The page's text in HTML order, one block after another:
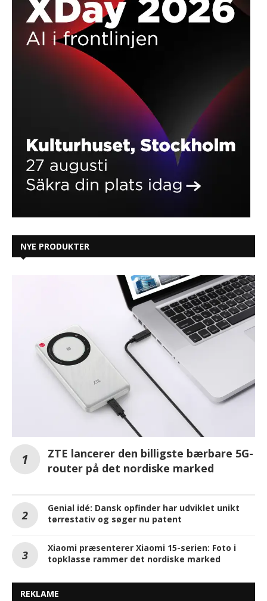
NYE PRODUKTER
ZTE lancerer den billigste bærbare 5G-
router på det nordiske marked
Genial idé: Dansk opfinder har udviklet unikt
tørrestativ og søger nu patent
Xiaomi præsenterer Xiaomi 15-serien: Foto i
topklasse rammer det nordiske marked
REKLAME